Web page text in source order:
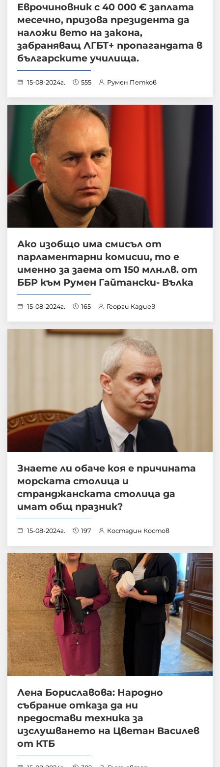
Еврочиновник с 40 000 € заплата
месечно, призова президента да
наложи вето на закона,
забраняващ ЛГБТ+ пропагандата в
българските училища.
15-08-2024г. 555 Румен Петков
Ако изобщо има смисъл от
парламентарни комисии, то е
именно за заема от 150 млн.лв. от
ББР към Румен Гайтански- Вълка
15-08-2024г. 165 Георги Кадиев
Знаете ли обаче коя е причината
морската столица и
странджанската столица да
имат общ празник?
15-08-2024г. 197 Костадин Костов
Лена Бориславова: Народно
събрание отказа да ни
предостави техника за
изслушването на Цветан Василев
от КТБ